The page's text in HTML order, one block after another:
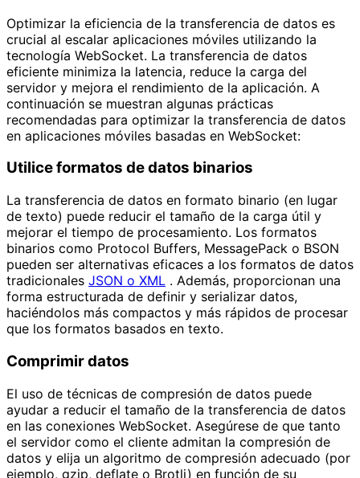
Optimizar la eficiencia de la transferencia de datos es
crucial al escalar aplicaciones móviles utilizando la
tecnología WebSocket. La transferencia de datos
eficiente minimiza la latencia, reduce la carga del
servidor y mejora el rendimiento de la aplicación. A
continuación se muestran algunas prácticas
recomendadas para optimizar la transferencia de datos
en aplicaciones móviles basadas en WebSocket:
Utilice formatos de datos binarios
La transferencia de datos en formato binario (en lugar
de texto) puede reducir el tamaño de la carga útil y
mejorar el tiempo de procesamiento. Los formatos
binarios como Protocol Buffers, MessagePack o BSON
pueden ser alternativas eficaces a los formatos de datos
tradicionales JSON o XML . Además, proporcionan una
forma estructurada de definir y serializar datos,
haciéndolos más compactos y más rápidos de procesar
que los formatos basados ​​en texto.
Comprimir datos
El uso de técnicas de compresión de datos puede
ayudar a reducir el tamaño de la transferencia de datos
en las conexiones WebSocket. Asegúrese de que tanto
el servidor como el cliente admitan la compresión de
datos y elija un algoritmo de compresión adecuado (por
ejemplo, gzip, deflate o Brotli) en función de su